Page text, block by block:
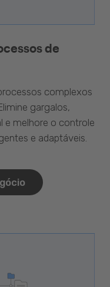
de
complexos
gargalos,
e melhore o controle
e adaptáveis.